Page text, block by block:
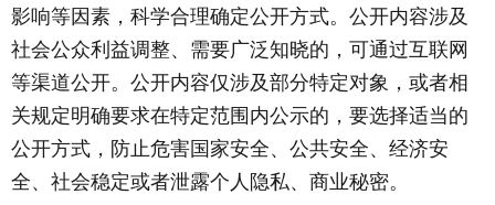
影响等因素，科学合理确定公开方式。公开内容涉及
社会公众利益调整、需要广泛知晓的，可通过互联网
等渠道公开。公开内容仅涉及部分特定对象，或者相
关规定明确要求在特定范围内公示的，要选择适当的
公开方式，防止危害国家安全、公共安全、经济安
全、社会稳定或者泄露个人隐私、商业秘密。